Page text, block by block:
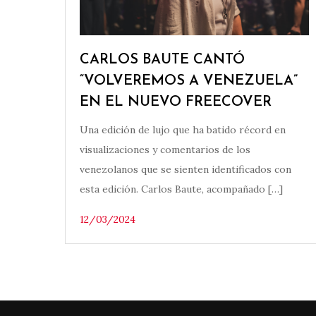
CARLOS BAUTE CANTÓ
“VOLVEREMOS A VENEZUELA”
EN EL NUEVO FREECOVER
Una edición de lujo que ha batido récord en
visualizaciones y comentarios de los
venezolanos que se sienten identificados con
esta edición. Carlos Baute, acompañado […]
12/03/2024